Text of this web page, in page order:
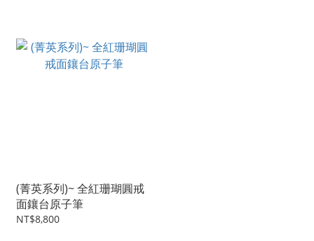
(菁英系列)~ 全紅珊瑚圓戒
面鑲台原子筆
NT$8,800